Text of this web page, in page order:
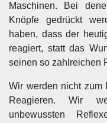
Maschinen. Bei
Knöpfe gedrückt
haben, dass der
reagiert, statt das
seinen so zahlreichen
Wir werden nicht zum
Reagieren. Wir
unbewussten